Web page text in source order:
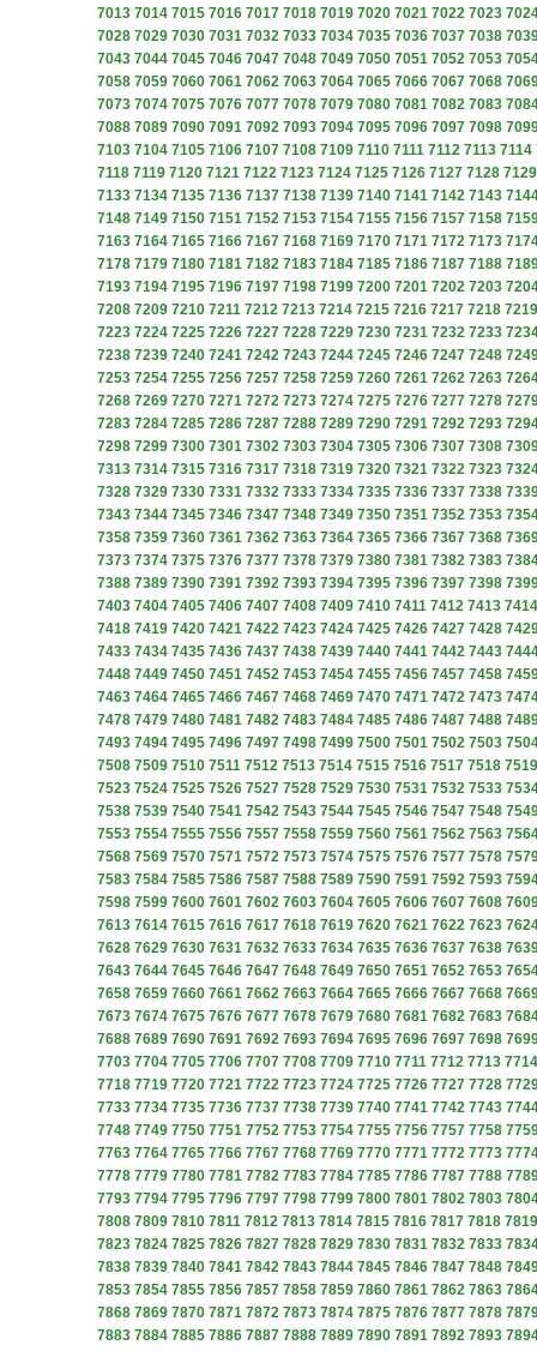
7013 7014 7015 7016 7017 7018 7019 7020 7021 7022 7023
7028 7029 7030 7031 7032 7033 7034 7035 7036 7037 7038
7043 7044 7045 7046 7047 7048 7049 7050 7051 7052 7053
7058 7059 7060 7061 7062 7063 7064 7065 7066 7067 7068
7073 7074 7075 7076 7077 7078 7079 7080 7081 7082 7083
7088 7089 7090 7091 7092 7093 7094 7095 7096 7097 7098
7103 7104 7105 7106 7107 7108 7109 7110 7111 7112 7113 7114
7118 7119 7120 7121 7122 7123 7124 7125 7126 7127 7128 7129
7133 7134 7135 7136 7137 7138 7139 7140 7141 7142 7143
7148 7149 7150 7151 7152 7153 7154 7155 7156 7157 7158
7163 7164 7165 7166 7167 7168 7169 7170 7171 7172 7173
7178 7179 7180 7181 7182 7183 7184 7185 7186 7187 7188
7193 7194 7195 7196 7197 7198 7199 7200 7201 7202 7203
7208 7209 7210 7211 7212 7213 7214 7215 7216 7217 7218 7219
7223 7224 7225 7226 7227 7228 7229 7230 7231 7232 7233
7238 7239 7240 7241 7242 7243 7244 7245 7246 7247 7248
7253 7254 7255 7256 7257 7258 7259 7260 7261 7262 7263
7268 7269 7270 7271 7272 7273 7274 7275 7276 7277 7278
7283 7284 7285 7286 7287 7288 7289 7290 7291 7292 7293
7298 7299 7300 7301 7302 7303 7304 7305 7306 7307 7308
7313 7314 7315 7316 7317 7318 7319 7320 7321 7322 7323
7328 7329 7330 7331 7332 7333 7334 7335 7336 7337 7338
7343 7344 7345 7346 7347 7348 7349 7350 7351 7352 7353
7358 7359 7360 7361 7362 7363 7364 7365 7366 7367 7368
7373 7374 7375 7376 7377 7378 7379 7380 7381 7382 7383
7388 7389 7390 7391 7392 7393 7394 7395 7396 7397 7398
7403 7404 7405 7406 7407 7408 7409 7410 7411 7412 7413 7414
7418 7419 7420 7421 7422 7423 7424 7425 7426 7427 7428
7433 7434 7435 7436 7437 7438 7439 7440 7441 7442 7443
7448 7449 7450 7451 7452 7453 7454 7455 7456 7457 7458
7463 7464 7465 7466 7467 7468 7469 7470 7471 7472 7473
7478 7479 7480 7481 7482 7483 7484 7485 7486 7487 7488
7493 7494 7495 7496 7497 7498 7499 7500 7501 7502 7503
7508 7509 7510 7511 7512 7513 7514 7515 7516 7517 7518 7519
7523 7524 7525 7526 7527 7528 7529 7530 7531 7532 7533
7538 7539 7540 7541 7542 7543 7544 7545 7546 7547 7548
7553 7554 7555 7556 7557 7558 7559 7560 7561 7562 7563
7568 7569 7570 7571 7572 7573 7574 7575 7576 7577 7578
7583 7584 7585 7586 7587 7588 7589 7590 7591 7592 7593
7598 7599 7600 7601 7602 7603 7604 7605 7606 7607 7608
7613 7614 7615 7616 7617 7618 7619 7620 7621 7622 7623
7628 7629 7630 7631 7632 7633 7634 7635 7636 7637 7638
7643 7644 7645 7646 7647 7648 7649 7650 7651 7652 7653
7658 7659 7660 7661 7662 7663 7664 7665 7666 7667 7668
7673 7674 7675 7676 7677 7678 7679 7680 7681 7682 7683
7688 7689 7690 7691 7692 7693 7694 7695 7696 7697 7698
7703 7704 7705 7706 7707 7708 7709 7710 7711 7712 7713 7714
7718 7719 7720 7721 7722 7723 7724 7725 7726 7727 7728
7733 7734 7735 7736 7737 7738 7739 7740 7741 7742 7743
7748 7749 7750 7751 7752 7753 7754 7755 7756 7757 7758
7763 7764 7765 7766 7767 7768 7769 7770 7771 7772 7773
7778 7779 7780 7781 7782 7783 7784 7785 7786 7787 7788
7793 7794 7795 7796 7797 7798 7799 7800 7801 7802 7803
7808 7809 7810 7811 7812 7813 7814 7815 7816 7817 7818 7819
7823 7824 7825 7826 7827 7828 7829 7830 7831 7832 7833
7838 7839 7840 7841 7842 7843 7844 7845 7846 7847 7848
7853 7854 7855 7856 7857 7858 7859 7860 7861 7862 7863
7868 7869 7870 7871 7872 7873 7874 7875 7876 7877 7878
7883 7884 7885 7886 7887 7888 7889 7890 7891 7892 7893